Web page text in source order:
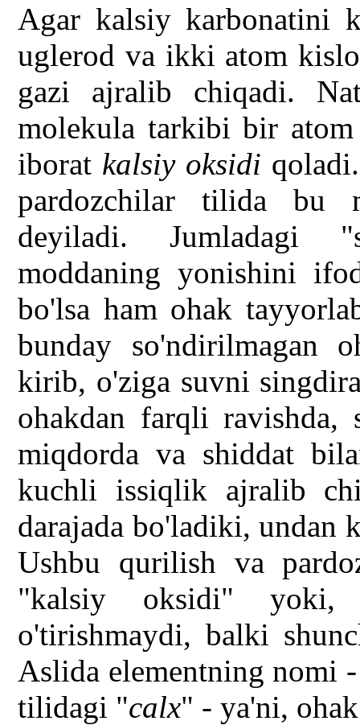
Agar kalsiy karbonatini
uglerod va ikki atom
gazi ajralib chiqadi.
molekula tarkibi bir
iborat kalsiy oksidi
pardozchilar tilida bu
deyiladi. Jumladagi
moddaning yonishini
bo'lsa ham ohak
bunday so'ndirilmagan
kirib, o'ziga suvni
ohakdan farqli ravishda,
miqdorda va shiddat
kuchli issiqlik ajralib
darajada bo'ladiki, undan
Ushbu qurilish va
"kalsiy oksidi"
o'tirishmaydi, balki
Aslida elementning nomi
tilidagi "calx" - ya'ni,